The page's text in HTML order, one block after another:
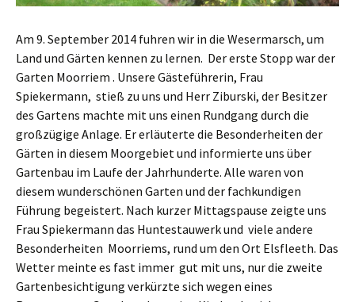
Am 9. September 2014 fuhren wir in die Wesermarsch, um
Land und Gärten kennen zu lernen. Der erste Stopp war der
Garten Moorriem . Unsere Gästeführerin, Frau
Spiekermann, stieß zu uns und Herr Ziburski, der Besitzer
des Gartens machte mit uns einen Rundgang durch die
großzügige Anlage. Er erläuterte die Besonderheiten der
Gärten in diesem Moorgebiet und informierte uns über
Gartenbau im Laufe der Jahrhunderte. Alle waren von
diesem wunderschönen Garten und der fachkundigen
Führung begeistert. Nach kurzer Mittagspause zeigte uns
Frau Spiekermann das Huntestauwerk und viele andere
Besonderheiten Moorriems, rund um den Ort Elsfleeth. Das
Wetter meinte es fast immer gut mit uns, nur die zweite
Gartenbesichtigung verkürzte sich wegen eines